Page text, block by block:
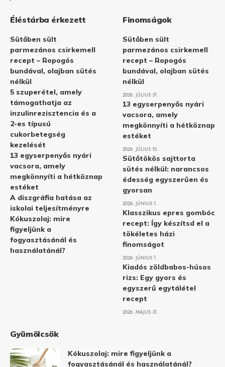
Éléstárba érkezett
Sütőben sült
parmezános csirkemell
recept – Ropogós
bundával, olajban sütés
nélkül
5 szuperétel, amely
támogathatja az
inzulinrezisztencia és a
2-es típusú
cukorbetegség
kezelését
13 egyserpenyős nyári
vacsora, amely
megkönnyíti a hétköznap
estéket
A diszgráfia hatása az
iskolai teljesítményre
Kókuszolaj: mire
figyeljünk a
fogyasztásánál és
használatánál?
Finomságok
Sütőben sült
parmezános csirkemell
recept – Ropogós
bundával, olajban sütés
nélkül
2026. JÚLIUS 31.
13 egyserpenyős nyári
vacsora, amely
megkönnyíti a hétköznap
estéket
2026. JÚLIUS 10.
Sütőtökös sajttorta
sütés nélkül: narancsos
édesség egyszerűen és
gyorsan
2026. JÚNIUS 1.
Klasszikus epres gombóc
recept: Így készítsd el a
tökéletes házi
finomságot
2026. JÚNIUS 1.
Kiadós zöldbabos-húsos
rizs: Egy gyors és
egyszerű egytálétel
recept
2026. MÁJUS 31.
Gyümölcsök
Kókuszolaj: mire figyeljünk a
fogyasztásánál és használatánál?